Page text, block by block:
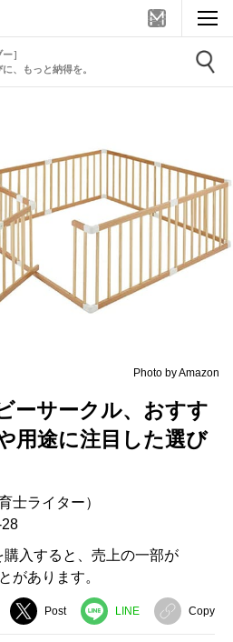
］
、もっと納得を。
Photo by Amazon
ーサークル、おすす
用途に注目した選び
士ライター）
入すると、売上の一部が
があります。
Post LINE Copy